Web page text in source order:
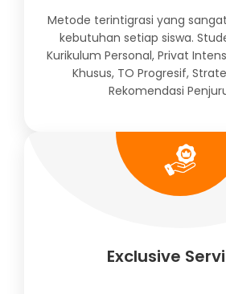
Metode terintigrasi yang
kebutuhan setiap siswa.
Kurikulum Personal, Privat
Khusus, TO Progresif,
Rekomendasi
Exclusive